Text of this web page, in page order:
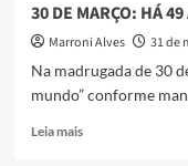
30 DE MARÇO: HÁ
Marroni Alves 31 de
Na madrugada de 30
mundo” conforme
Leia maisRead